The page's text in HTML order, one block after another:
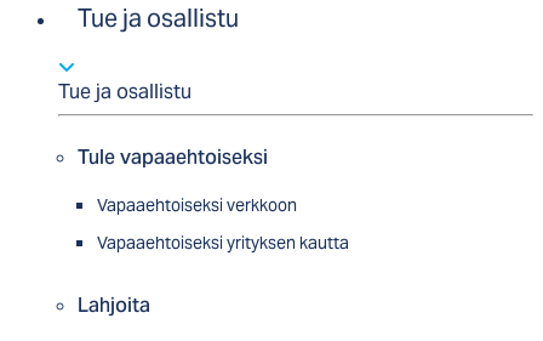
Tue ja osallistu
Tue ja osallistu
Tule vapaaehtoiseksi
Vapaaehtoiseksi verkkoon
Vapaaehtoiseksi yrityksen kautta
Lahjoita